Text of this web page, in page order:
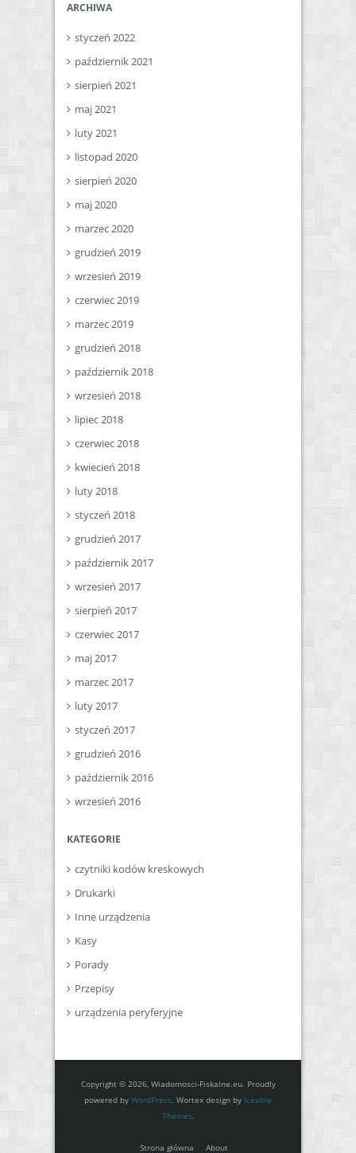
ARCHIWA
styczeń 2022
październik 2021
sierpień 2021
maj 2021
luty 2021
listopad 2020
sierpień 2020
maj 2020
marzec 2020
grudzień 2019
wrzesień 2019
czerwiec 2019
marzec 2019
grudzień 2018
październik 2018
wrzesień 2018
lipiec 2018
czerwiec 2018
kwiecień 2018
luty 2018
styczeń 2018
grudzień 2017
październik 2017
wrzesień 2017
sierpień 2017
czerwiec 2017
maj 2017
marzec 2017
luty 2017
styczeń 2017
grudzień 2016
październik 2016
wrzesień 2016
KATEGORIE
czytniki kodów kreskowych
Drukarki
Inne urządzenia
Kasy
Porady
Przepisy
urządzenia peryferyjne
Copyright © 2026, Wiadomosci-Fiskalne.eu. Proudly
powered by WordPress. Wortex design by Iceable
Themes.
Strona główna About